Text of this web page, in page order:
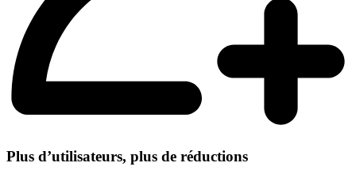
Plus d’utilisateurs, plus de réductions